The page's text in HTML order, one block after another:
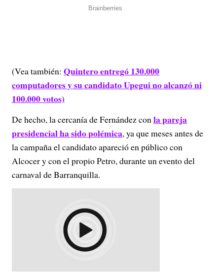
(Vea también: Quintero entregó 130.000
computadores y su candidato Upegui no alcanzó ni
100.000 votos)
De hecho, la cercanía de Fernández conla pareja
presidencial ha sido polémica, ya que meses antes de
la campaña el candidato apareció en público con
Alcocer y con el propio Petro, durante un evento del
carnaval de Barranquilla.